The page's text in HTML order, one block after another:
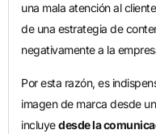
una mala atención al
de una estrategia de
negativamente a la
Por esta razón, es
imagen de marca desde
incluyedesde la